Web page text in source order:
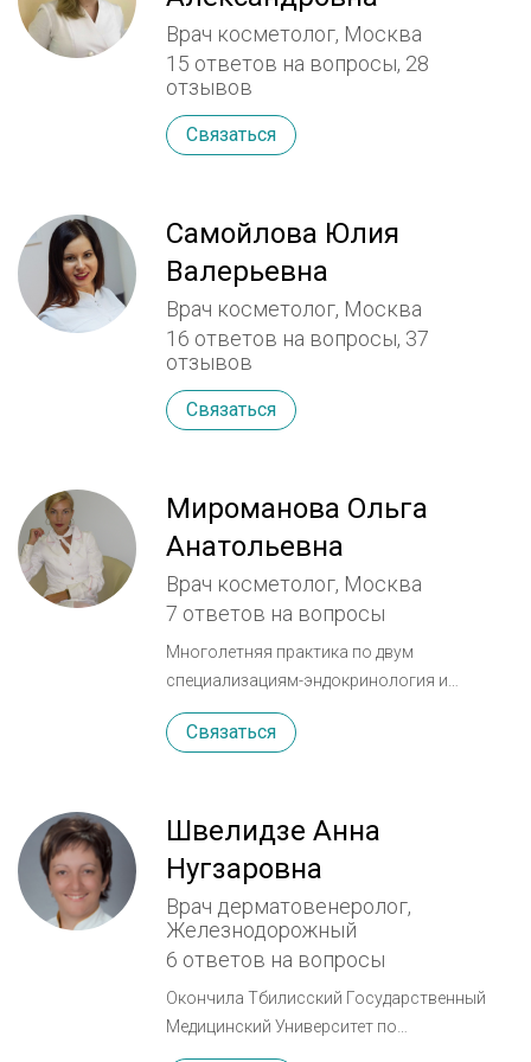
Aptos ,биоревитализации, мезотерапии,
термолифтингу. Собственные методики
омоложения верхней, средней и нижней
третей лица. Собственные методики
омоложения интимной зоны у женщин.
Врач косметолог, Москва
15 ответов на вопросы, 28
отзывов
Связаться
Самойлова Юлия
Валерьевна
Врач косметолог, Москва
16 ответов на вопросы, 37
отзывов
Связаться
Мироманова Ольга
Анатольевна
Врач косметолог, Москва
7 ответов на вопросы
Многолетняя практика по двум
специализациям-эндокринология и
дерматокосметология.Большой опыт
работы с препаратами для контурной
биоревитализацией, объемным
моделированием,озонотерапией. Нитевой
лифтинг(Аптос и мезонити).Лечение
алопеции. Комплексное лечение угревой
болезни. Лаеннек-терапия в помощь
системному омоложению
организма.Стажировка в Швеции и
Швейцарии
Связаться
Швелидзе Анна
Нугзаровна
Врач дерматовенеролог,
Железнодорожный
6 ответов на вопросы
Окончила Тбилисский Государственный
Медицинский Университет по
специальности «Лечебное дело», затем